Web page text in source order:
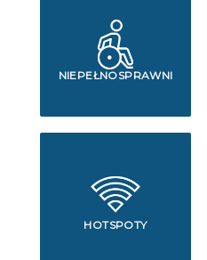
NIEPEŁNOSPRAWNI
HOTSPOTY